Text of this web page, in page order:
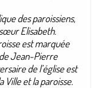
des paroissiens,
Elisabeth.
est marquée
Jean-Pierre
de l’église est
Ville et la paroisse.